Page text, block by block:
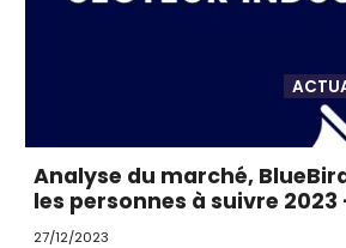
Analyse du marché,
les personnes à suivre 2023
27/12/2023